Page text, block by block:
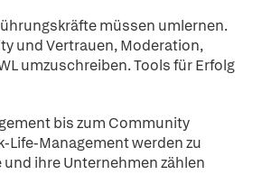
müssen umlernen.
und Vertrauen, Moderation,
umzuschreiben. Tools für Erfolg
bis zum Community
Life-Management werden zu
ihre Unternehmen zählen